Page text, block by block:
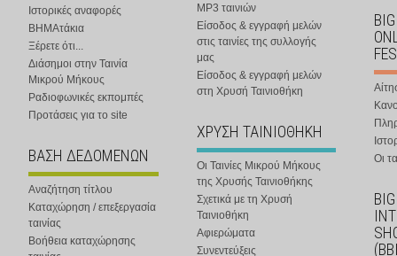
Ιστορικές αναφορές
ΒΗΜΑτάκια
Ξέρετε ότι...
Διάσημοι στην Ταινία
Μικρού Μήκους
Ραδιοφωνικές εκπομπές
Προτάσεις για το site
ΒΑΣΗ ΔΕΔΟΜΕΝΩΝ
Αναζήτηση τίτλου
Καταχώρηση / επεξεργασία
ταινίας
Βοήθεια καταχώρησης
MP3 ταινιών
Είσοδος & εγγραφή μελών
στις ταινίες της συλλογής
μας
Είσοδος & εγγραφή μελών
στη Χρυσή Ταινιοθήκη
ΧΡΥΣΗ ΤΑΙΝΙΟΘΗΚΗ
Οι Ταινίες Μικρού Μήκους
της Χρυσής Ταινιοθήκης
Σχετικά με τη Χρυσή
Ταινιοθήκη
Αφιερώματα
Συνεντεύξεις
Οι